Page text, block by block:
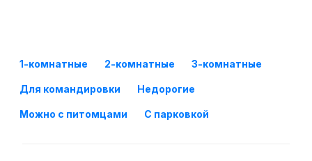
1-комнатные 2-комнатные 3-комнатные
Для командировки Недорогие
Можно с питомцами С парковкой